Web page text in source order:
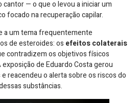
— o que o levou a iniciar um
focado na recuperação capilar.
a um tema frequentemente
de esteroides: os efeitos colaterais
contradizem os objetivos físicos
de Eduardo Costa gerou
reacendeu o alerta sobre os riscos do
substâncias.